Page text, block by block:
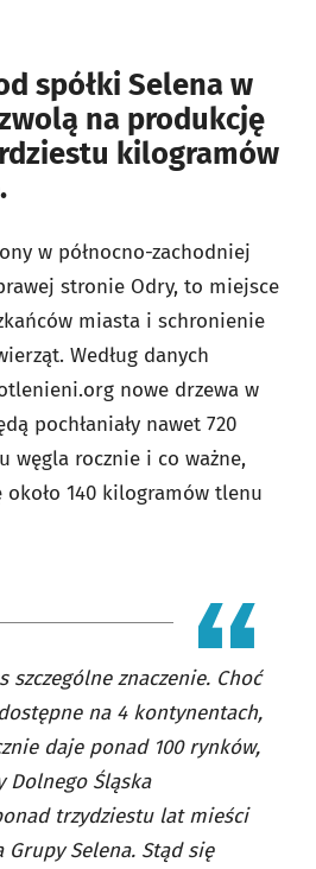
spółki Selena w
na produkcję
kilogramów
w północno-zachodniej
stronie Odry, to miejsce
miasta i schronienie
Według danych
nowe drzewa w
pochłaniały nawet 720
węgla rocznie i co ważne,
140 kilogramów tlenu
szczególne znaczenie. Choć
na 4 kontynentach,
daje ponad 100 rynków,
Dolnego Śląska
trzydziestu lat mieści
Grupy Selena. Stąd się